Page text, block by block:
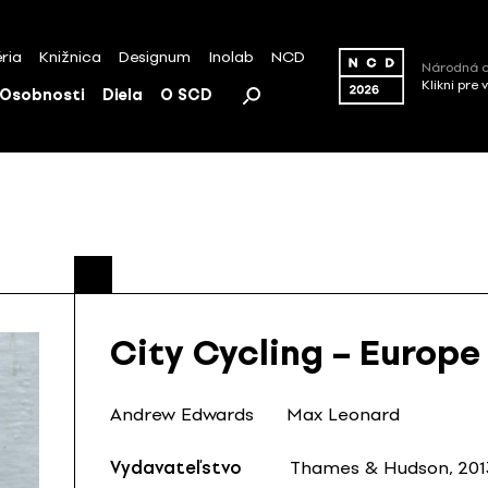
Knižnica Designum Inolab NCD
Osobnosti Diela O SCD
Národná
Klikni pre
City Cycling – Europe
Andrew Edwards Max Leonard
Vydavateľstvo Thames & Hudson,